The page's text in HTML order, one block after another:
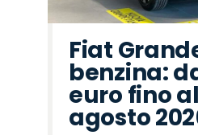
Fiat
benzina:
euro fino
agosto